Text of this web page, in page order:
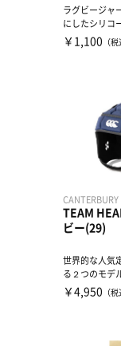
ラグビージャ
にしたシリコ
ングです。
￥1,100 （税
CANTERBURY
TEAM
ビー(29)
世界的な人気
る２つのモデ
ラブ）を上下
￥4,950 （税